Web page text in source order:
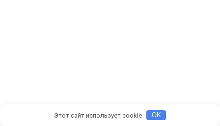
Этот сайт использует cookie OK